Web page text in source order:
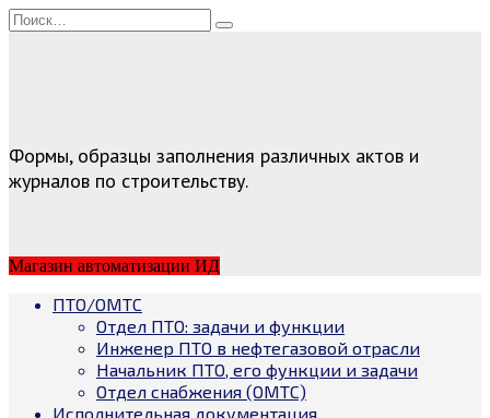
Перейти
к
Search
for:
Формы, образцы заполнения различных актов и
журналов по строительству.
Магазин автоматизации ИД
ПТО/ОМТС
Отдел ПТО: задачи и функции
Инженер ПТО в нефтегазовой отрасли
Начальник ПТО, его функции и задачи
Отдел снабжения (ОМТС)
Исполнительная документация